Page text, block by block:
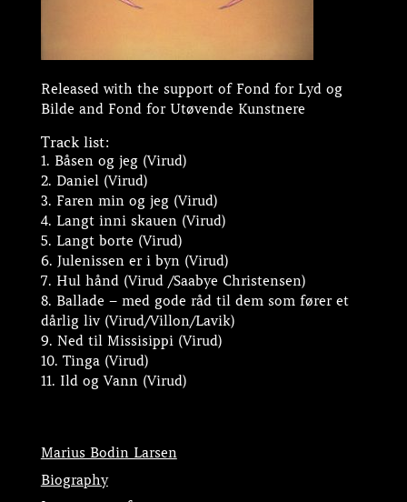
Released with the support of Fond for Lyd og
Bilde and Fond for Utøvende Kunstnere
Track list:
1. Båsen og jeg (Virud)
2. Daniel (Virud)
3. Faren min og jeg (Virud)
4. Langt inni skauen (Virud)
5. Langt borte (Virud)
6. Julenissen er i byn (Virud)
7. Hul hånd (Virud /Saabye Christensen)
8. Ballade – med gode råd til dem som fører et
dårlig liv (Virud/Villon/Lavik)
9. Ned til Missisippi (Virud)
10. Tinga (Virud)
11. Ild og Vann (Virud)
Marius Bodin Larsen
Biography